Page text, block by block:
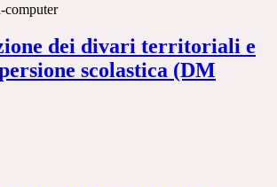
dei divari territoriali e
scolastica (DM